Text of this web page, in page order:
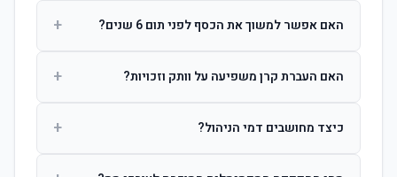
ההשקעות. קרן מסלולית עוקבת אחרי מדד ספציפי ומאפשרת
האם אפשר למשוך את הכסף לפני תום 6 שנים? +
הרווחים. לאחר 6 שנים ניתן למשוך פטור ממס עד לתקרה
האם העברת קרן משפיעה על וותק וזכויות? +
החברות. הוותק ממשיך להיספר מיום ההפקדה הראשונה.
כיצד מחושבים דמי הניהול? +